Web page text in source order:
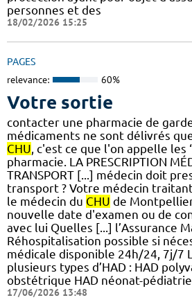
personnes et des
18/02/2026 15:25
PAGES
relevance: 60%
Votre sortie
contacter une pharmacie de
médicaments ne sont délivrés
CHU, c'est ce que l'on appelle les
pharmacie. LA PRESCRIPTION
TRANSPORT [...] médecin doit
transport ? Votre médecin
le médecin du CHU de
nouvelle date d'examen ou de
avec lui Quelles [...] l’Assurance
Réhospitalisation possible si
médicale disponible 24h/24, 7j/7
plusieurs types d’HAD : HAD
obstétrique HAD néonat-
17/06/2026 13:48